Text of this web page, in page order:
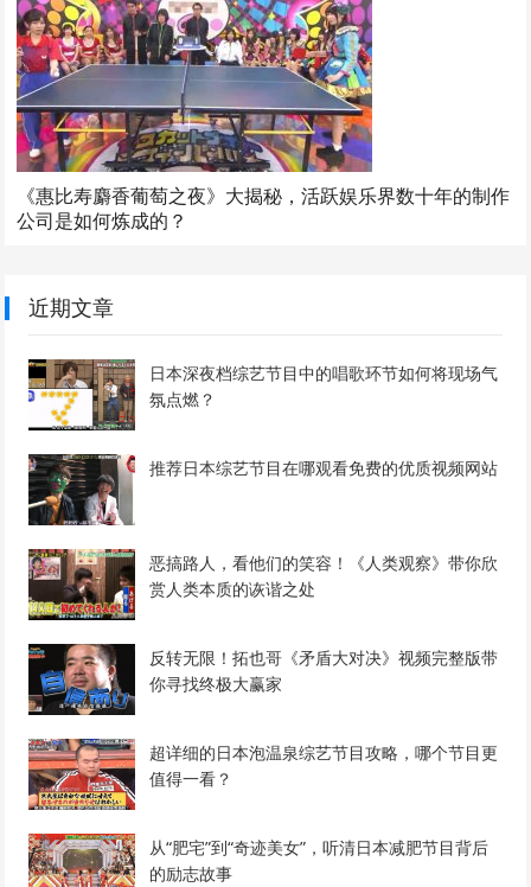
《惠比寿麝香葡萄之夜》大揭秘，活跃娱乐界数十年的制作
公司是如何炼成的？
近期文章
日本深夜档综艺节目中的唱歌环节如何将现场气
氛点燃？
推荐日本综艺节目在哪观看免费的优质视频网站
恶搞路人，看他们的笑容！《人类观察》带你欣
赏人类本质的诙谐之处
反转无限！拓也哥《矛盾大对决》视频完整版带
你寻找终极大赢家
超详细的日本泡温泉综艺节目攻略，哪个节目更
值得一看？
从“肥宅”到“奇迹美女”，听清日本减肥节目背后
的励志故事